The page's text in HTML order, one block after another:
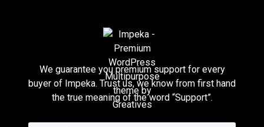
We guarantee you premium support for every
buyer of Impeka. Trust us, we know from first hand
the true meaning of the word “Support”.